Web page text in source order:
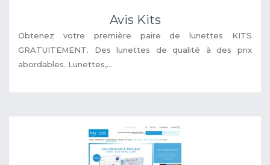
Avis Kits
Obtenez votre première paire de lunettes KITS
GRATUITEMENT. Des lunettes de qualité à des prix
abordables. Lunettes,...